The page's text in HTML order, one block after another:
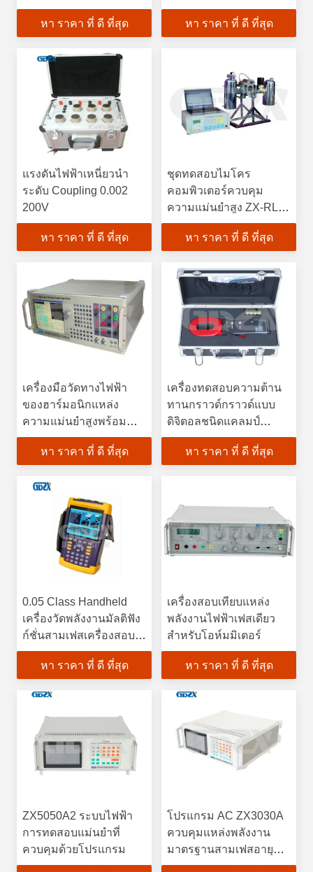
พา
หา ราคา ที่ ดี ที่สุด
สำหรับไซต์
หา ราคา ที่ ดี ที่สุด
แรงดันไฟฟ้าเหนี่ยวนำ
ระดับ Coupling 0.002
200V
หา ราคา ที่ ดี ที่สุด
ชุดทดสอบไมโคร
คอมพิวเตอร์ควบคุม
ความแม่นยำสูง ZX-RLC
Mashgas ชุดสอบเทียบ
รีเลย์หา ราคา ที่ ดี ที่สุด
เครื่องมือวัดทางไฟฟ้า
ของฮาร์มอนิกแหล่ง
ความแม่นยำสูงพร้อม
โหลดแบบคาปาซิทีฟ
หา ราคา ที่ ดี ที่สุด
เครื่องทดสอบความต้าน
ทานกราวด์กราวด์แบบ
ดิจิตอลชนิดแคลมป์
6VDC
หา ราคา ที่ ดี ที่สุด
0.05 Class Handheld
เครื่องวัดพลังงานมัลติฟัง
ก์ชั่นสามเฟสเครื่องสอบ
เทียบภาคสนาม
หา ราคา ที่ ดี ที่สุด
เครื่องสอบเทียบแหล่ง
พลังงานไฟฟ้าเฟสเดียว
สำหรับโอห์มมิเตอร์
หา ราคา ที่ ดี ที่สุด
ZX5050A2 ระบบไฟฟ้า
การทดสอบแม่นยําที่
ควบคุมด้วยโปรแกรม
โปรแกรม AC ZX3030A
ควบคุมแหล่งพลังงาน
มาตรฐานสามเฟสอายุ
การใช้งานยาวนาน